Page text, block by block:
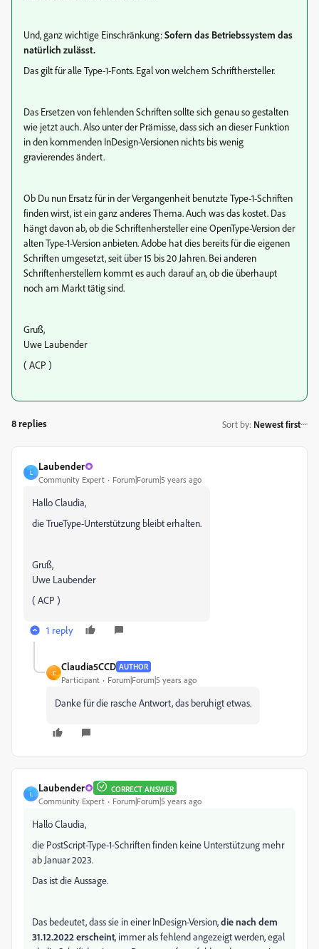
Und, ganz wichtige Einschränkung:Sofern das Betriebssystem das
natürlich zulässt.
Das gilt für alle Type-1-Fonts. Egal von welchem Schrifthersteller.
Das Ersetzen von fehlenden Schriften sollte sich genau so gestalten
wie jetzt auch. Also unter der Prämisse, dass sich an dieser Funktion
in den kommenden InDesign-Versionen nichts bis wenig
gravierendes ändert.
Ob Du nun Ersatz für in der Vergangenheit benutzte Type-1-Schriften
finden wirst, ist ein ganz anderes Thema. Auch was das kostet. Das
hängt davon ab, ob die Schriftenhersteller eine OpenType-Version der
alten Type-1-Version anbieten. Adobe hat dies bereits für die eigenen
Schriften umgesetzt, seit über 15 bis 20 Jahren. Bei anderen
Schriftenherstellern kommt es auch darauf an, ob die überhaupt
noch am Markt tätig sind.
Gruß,
Uwe Laubender
( ACP )
8 replies Sort by: Newest first
L
Laubender
Community Expert Forum|Forum|5 years ago
Hallo Claudia,
die TrueType-Unterstützung bleibt erhalten.
Gruß,
Uwe Laubender
( ACP )
1 reply
C
Claudia5CCD AUTHOR
Participant Forum|Forum|5 years ago
Danke für die rasche Antwort, das beruhigt etwas.
L
Laubender CORRECT ANSWER
Community Expert Forum|Forum|5 years ago
Hallo Claudia,
die PostScript-Type-1-Schriften finden keine Unterstützung mehr
ab Januar 2023.
Das ist die Aussage.
Das bedeutet, dass sie in einer InDesign-Version,die nach dem
31.12.2022 erscheint, immer als fehlend angezeigt werden, egal